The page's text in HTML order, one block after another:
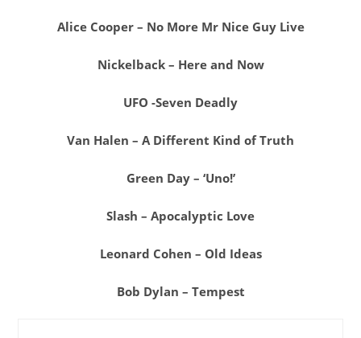
Alice Cooper – No More Mr Nice Guy Live
Nickelback – Here and Now
UFO -Seven Deadly
Van Halen – A Different Kind of Truth
Green Day – ‘Uno!’
Slash – Apocalyptic Love
Leonard Cohen – Old Ideas
Bob Dylan – Tempest